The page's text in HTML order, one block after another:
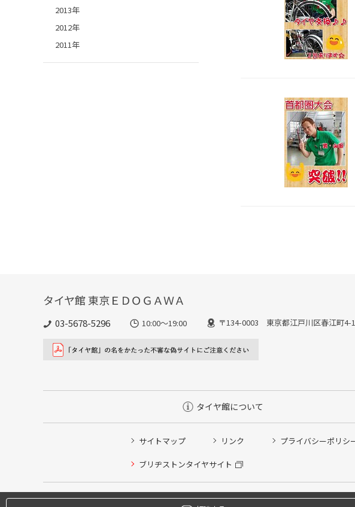
2013年
2012年
2011年
タイヤ館 東京ＥＤＯＧＡＷＡ
03-5678-5296 10:00～19:00 〒134-0003 東京都江戸川区春江町4-
タイヤ館について
サイトマップ リンク プライバシーポリシ
ブリヂストンタイヤサイト
タイヤ点検・安全点検/タイヤ履き替え/オイル交換/その他ピット作業の予約